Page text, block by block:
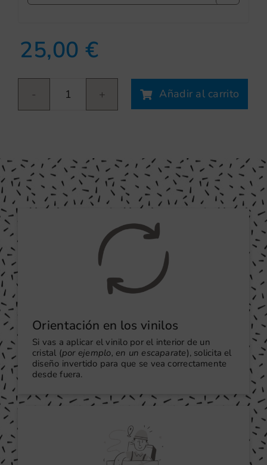
25,00€
Cupcakes
cantidad
Añadir al carrito
Orientación en los vinilos
Si vas a aplicar el vinilo por el interior de un
cristal (por ejemplo, en un escaparate), solicita el
diseño invertido para que se vea correctamente
desde fuera.